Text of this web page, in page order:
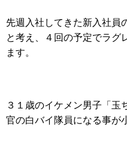
先週入社してきた新入社員
と考え、４回の予定でラグ
ます。
３１歳のイケメン男子「玉
官の白バイ隊員になる事が